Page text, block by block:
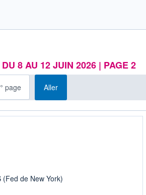
8 AU 12 JUIN 2026 | PAGE 2
Allerà la page
de New York)